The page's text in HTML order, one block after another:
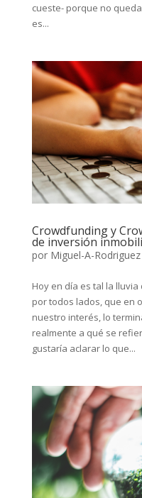
cueste- porque no
es...
Crowdfunding y
de inversión
por Miguel-A-Rodriguez
Hoy en día es tal la
por todos lados, que en
nuestro interés, lo
realmente a qué se
gustaría aclarar lo que...